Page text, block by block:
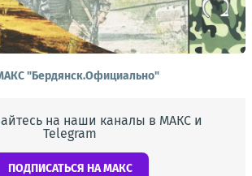
"Бердянск.Официально"
на наши каналы в МАКС и
Telegram
ПОДПИСАТЬСЯ НА МАКС